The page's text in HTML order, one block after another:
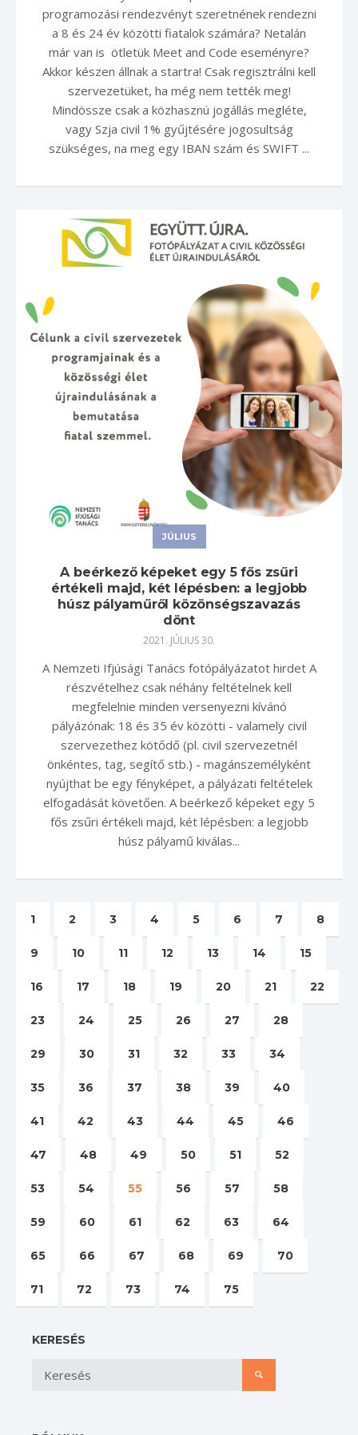
programozási rendezvényt szeretnének rendezni
a 8 és 24 év közötti fiatalok számára? Netalán
már van is ötletük Meet and Code eseményre?
Akkor készen állnak a startra! Csak regisztrálni kell
szervezetüket, ha még nem tették meg!
Mindössze csak a közhasznú jogállás megléte,
vagy Szja civil 1% gyűjtésére jogosultság
szükséges, na meg egy IBAN szám és SWIFT ...
JÚLIUS
A beérkező képeket egy 5 fős zsűri
értékeli majd, két lépésben: a legjobb
húsz pályaműről közönségszavazás
dönt
2021. JÚLIUS 30.
A Nemzeti Ifjúsági Tanács fotópályázatot hirdet A
részvételhez csak néhány feltételnek kell
megfelelnie minden versenyezni kívánó
pályázónak: 18 és 35 év közötti - valamely civil
szervezethez kötődő (pl. civil szervezetnél
önkéntes, tag, segítő stb.) - magánszemélyként
nyújthat be egy fényképet, a pályázati feltételek
elfogadását követően. A beérkező képeket egy 5
fős zsűri értékeli majd, két lépésben: a legjobb
húsz pályamű kiválas...
1 2 3 4 5 6 7 8
9 10 11 12 13 14 15
16 17 18 19 20 21 22
23 24 25 26 27 28
29 30 31 32 33 34
35 36 37 38 39 40
41 42 43 44 45 46
47 48 49 50 51 52
53 54 55 56 57 58
59 60 61 62 63 64
65 66 67 68 69 70
71 72 73 74 75
KERESÉS